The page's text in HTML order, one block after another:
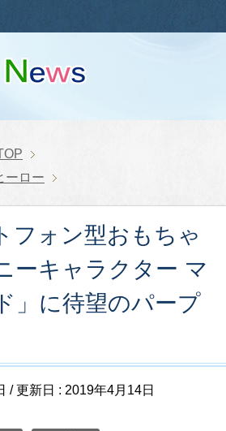
ーロー
フォン型おもちゃ
ーキャラクター マ
」に待望のパープ
/ 更新日 : 2019年4月14日